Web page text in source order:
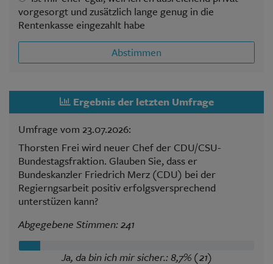
vorgesorgt und zusätzlich lange genug in die
Rentenkasse eingezahlt habe
Abstimmen
Ergebnis der letzten Umfrage
Umfrage vom 23.07.2026:
Thorsten Frei wird neuer Chef der CDU/CSU-
Bundestagsfraktion. Glauben Sie, dass er
Bundeskanzler Friedrich Merz (CDU) bei der
Regierngsarbeit positiv erfolgsversprechend
unterstüzen kann?
Abgegebene Stimmen: 241
Ja, da bin ich mir sicher.: 8,7% (21)